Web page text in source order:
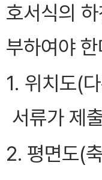
호서식의
부하여야
1. 위치도(
서류가 제
2. 평면도(